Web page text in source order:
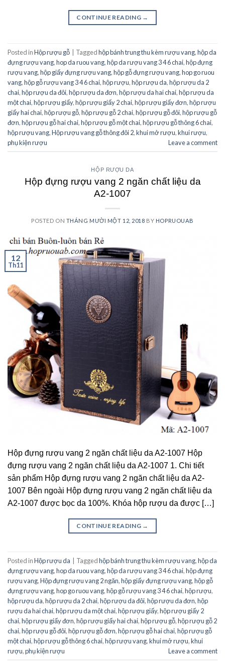
CONTINUE READING →
Posted inHộp rượu gỗ Taggedhộp bánh trung thu kèm rượu vang,hộp da
đựng rượu vang,hop da ruou vang,hộp da rượu vang 3 4 6 chai,hộp đựng
rượu vang,hộp giấy đựng rượu vang,hộp gỗ đựng rượu vang,hop go ruou
vang,hộp gỗ rượu vang 3 4 6 chai,hộp rượu,hộp rượu da,hộp rượu da 2
chai,hộp rượu da đôi,hộp rượu da đơn,hộp rượu da hai chai,hộp rượu da
một chai,hộp rượu giấy,hộp rượu giấy 2 chai,hộp rượu giấy đơn,hộp rượu
giấy hai chai,hộp rượu gỗ,hộp rượu gỗ 2 chai,hộp rượu gỗ đôi,hộp rượu gỗ
đơn,hộp rượu gỗ hai chai,hộp rượu gỗ một chai,hộp rượu gỗ thông 6 chai,
hộp rượu vang,Hộp rượu vang gỗ thông đôi 2,khui mở rượu,khui rượu,
phụ kiện rượu
Leave a comment
HỘP RƯỢU DA
Hộp đựng rượu vang 2 ngăn chất liệu da
A2-1007
POSTED ON THÁNG MƯỜI MỘT 12, 2018 BY HOPRUOUAB
12
Th11
Hộp đựng rượu vang 2 ngăn chất liệu da A2-1007 Hộp
đựng rượu vang 2 ngăn chất liệu da A2-1007 1. Chi tiết
sản phẩm Hộp đựng rượu vang 2 ngăn chất liệu da A2-
1007 Bên ngoài Hộp đựng rượu vang 2 ngăn chất liệu da
A2-1007 được bọc da 100%. Khóa hộp rượu da được […]
CONTINUE READING →
Posted inHộp rượu da | Taggedhộp bánh trung thu kèm rượu vang,hộp da
đựng rượu vang,hop da ruou vang,hộp da rượu vang 3 4 6 chai,hộp đựng
rượu vang,Hộp đựng rượu vang 2 ngăn,hộp giấy đựng rượu vang,hộp gỗ
đựng rượu vang,hop go ruou vang,hộp gỗ rượu vang 3 4 6 chai,hộp rượu,
hộp rượu da,hộp rượu da 2 chai,hộp rượu da đôi,hộp rượu da đơn,hộp
rượu da hai chai,hộp rượu da một chai,hộp rượu giấy,hộp rượu giấy 2
chai,hộp rượu giấy đơn,hộp rượu giấy hai chai,hộp rượu gỗ,hộp rượu gỗ 2
chai,hộp rượu gỗ đôi,hộp rượu gỗ đơn,hộp rượu gỗ hai chai,hộp rượu gỗ
một chai,hộp rượu gỗ thông 6 chai,hộp rượu vang,khui mở rượu,khui
rượu,phụ kiện rượu Leave a comment